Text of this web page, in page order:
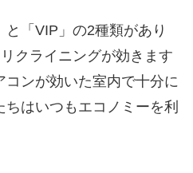
「VIP」の2種類があり
クライニングが効きます
ンが効いた室内で十分に
はいつもエコノミーを利